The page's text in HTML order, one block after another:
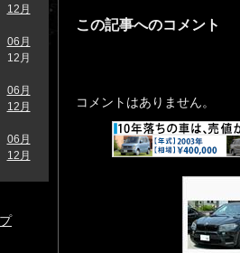
この記事へのコメント
コメントはありません。
12月
06月
12月
06月
12月
06月
12月